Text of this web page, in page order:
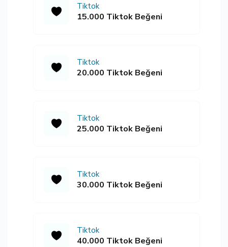
Tiktok
15.000 Tiktok Beğeni
Tiktok
20.000 Tiktok Beğeni
Tiktok
25.000 Tiktok Beğeni
Tiktok
30.000 Tiktok Beğeni
Tiktok
40.000 Tiktok Beğeni